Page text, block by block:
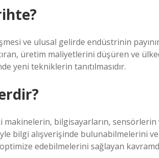
ve ulusal gelirde endüstrinin
üretim maliyetlerini düşüren ve
yeni tekniklerin tanıtılmasıdır.
bilgisayarların,
bilgi alışverişinde bulunabilmelerini
edebilmelerini sağlayan